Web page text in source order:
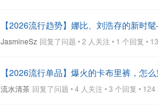
【2026流行趋势】娜比、刘浩存的新时
JasmineSz 回复了问题 • 2 人关注 • 1 个回复 •
【2026流行单品】爆火的卡布里裤，怎
流水清茶 回复了问题 • 4 人关注 • 3 个回复 •